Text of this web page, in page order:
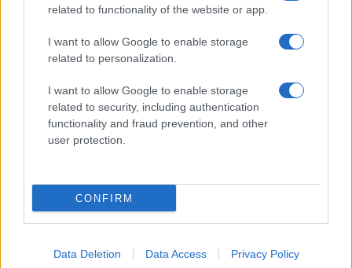
related to functionality of the website or app.
I want to allow Google to enable storage
related to personalization.
I want to allow Google to enable storage
related to security, including authentication
functionality and fraud prevention, and other
user protection.
CONFIRM
Data Deletion Data Access Privacy Policy
Τελευταία άρθρα
στιλ με γήινες αποχρώσεις στη διακόσμηση